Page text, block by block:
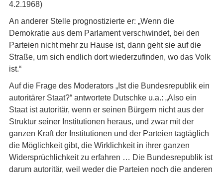
4.2.1968)
An anderer Stelle prognostizierte er: „Wenn die
Demokratie aus dem Parlament verschwindet, bei den
Parteien nicht mehr zu Hause ist, dann geht sie auf die
Straße, um sich endlich dort wiederzufinden, wo das Volk
ist.“
Auf die Frage des Moderators „Ist die Bundesrepublik ein
autoritärer Staat?“ antwortete Dutschke u.a.: „Also ein
Staat ist autoritär, wenn er seinen Bürgern nicht aus der
Struktur seiner Institutionen heraus, und zwar mit der
ganzen Kraft der Institutionen und der Parteien tagtäglich
die Möglichkeit gibt, die Wirklichkeit in ihrer ganzen
Widersprüchlichkeit zu erfahren … Die Bundesrepublik ist
darum autoritär, weil weder die Parteien noch die anderen